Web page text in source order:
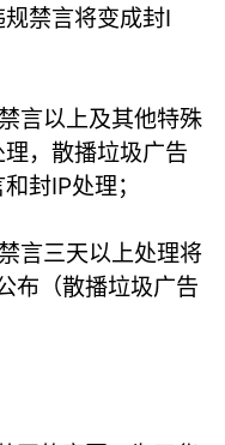
禁言将变成封I
言以上及其他特殊
，散播垃圾广告
封IP处理；
言三天以上处理将
布（散播垃圾广告